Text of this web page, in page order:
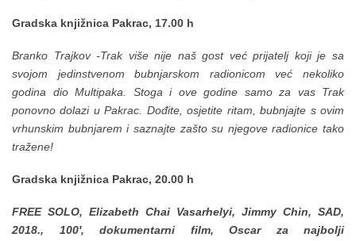
Gradska knjižnica Pakrac, 17.00 h
Branko Trajkov -Trak više nije naš gost već prijatelj koji je sa
svojom jedinstvenom bubnjarskom radionicom već nekoliko
godina dio Multipaka. Stoga i ove godine samo za vas Trak
ponovno dolazi u Pakrac. Dođite, osjetite ritam, bubnjajte s ovim
vrhunskim bubnjarem i saznajte zašto su njegove radionice tako
tražene!
Gradska knjižnica Pakrac, 20.00 h
FREE SOLO, Elizabeth Chai Vasarhelyi, Jimmy Chin, SAD,
2018., 100′, dokumentarni film, Oscar za najbolji